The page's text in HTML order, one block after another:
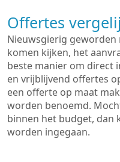
Offertes
Nieuwsgierig geworden
komen kijken, het
beste manier om direct
en vrijblijvend offertes
een offerte op maat
worden benoemd.
binnen het budget, dan
worden ingegaan.